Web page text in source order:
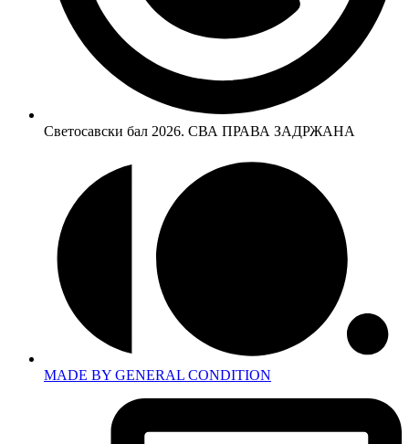
Светосавски бал 2026. СВА ПРАВА ЗАДРЖАНА
MADE BY GENERAL CONDITION